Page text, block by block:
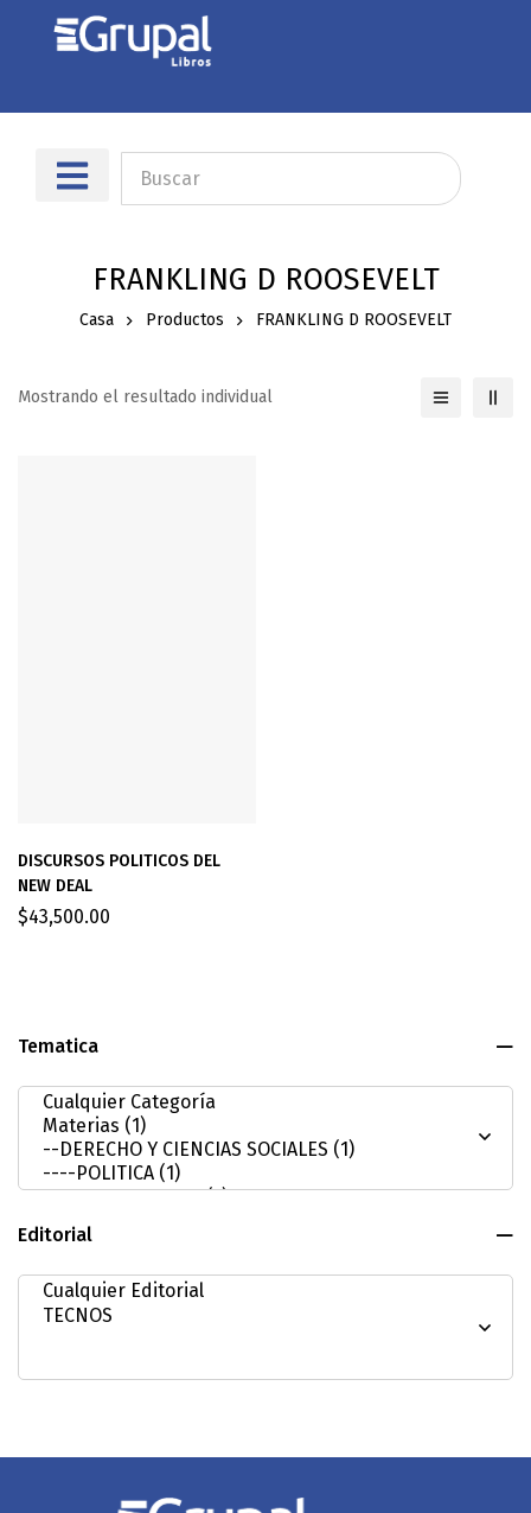
FRANKLING D ROOSEVELT
Casa Productos FRANKLING D ROOSEVELT
Tematica
Editorial
Mostrando el resultado individual
DISCURSOS POLITICOS DEL
NEW DEAL
$43,500.00